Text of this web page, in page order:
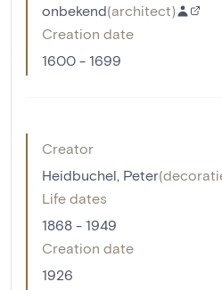
onbekend(architect)
Creation date
1600 - 1699
Creator
Heidbuchel, Peter(
Life dates
1868 - 1949
Creation date
1926